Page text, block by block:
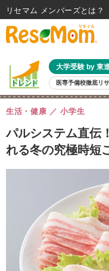
大学受験 by 東
医専予備校徹底リ
親子で考える大学選び 高校受
共通テスト 夏休み
8月開催イベント・WS 全国
自由研究教材（小学生向け）
パルシステム直伝
れる冬の究極時短
生活・健康 小学生
リセマム メンバーズ